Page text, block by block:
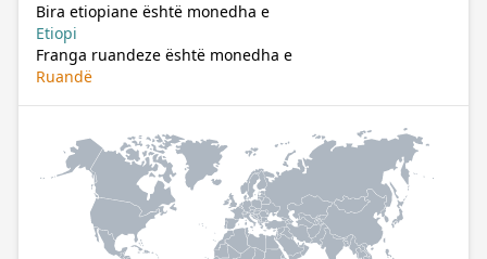
Bira etiopiane është monedha e
Etiopi
Franga ruandeze është monedha e
Ruandë